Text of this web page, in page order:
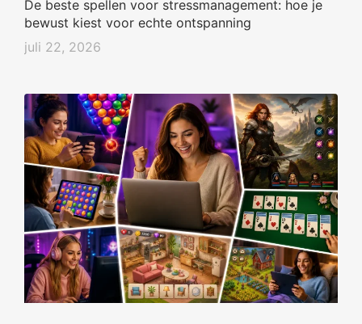
De beste spellen voor stressmanagement: hoe je
bewust kiest voor echte ontspanning
juli 22, 2026